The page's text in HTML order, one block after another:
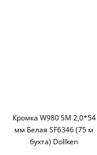
Кромка W980 SM 2,0*54
мм Белая SF6346 (75 м
бухта) Dollken